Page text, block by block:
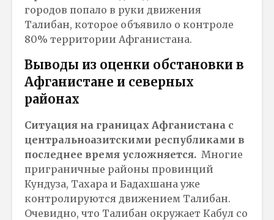
городов попало в руки движения
Талибан, которое объявило о контроле
80% территории Афганистана.
Выводы из оценки обстановки в
Афганистане и северных
районах
Ситуация на границах Афганистана с
центральноазитскими республиками в
последнее время усложняется. Многие
приграничные районы провинций
Кундуза, Тахара и Бадахшана уже
контролируются движением Талибан.
Очевидно, что Талибан окружает Кабул со